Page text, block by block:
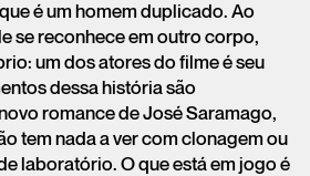
é um homem duplicado. Ao
se reconhece em outro corpo,
um dos atores do filme é seu
dessa história são
romance de José Saramago,
tem nada a ver com clonagem ou
laboratório. O que está em jogo é